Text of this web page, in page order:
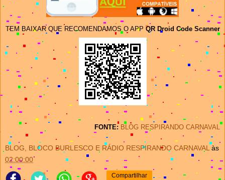
TEM BAIXAR QUE RECOMENDAMOS O APP QR Droid Code Scanner
FONTE: BLOG RESPIRANDO CARNAVAL
BLOG, BLOCO BURLESCO E RÁDIO RESPIRANDO CARNAVAL às
02:00:00
Compartilhar